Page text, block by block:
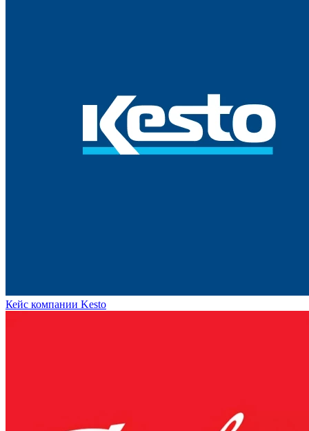
Кейс компании Kesto